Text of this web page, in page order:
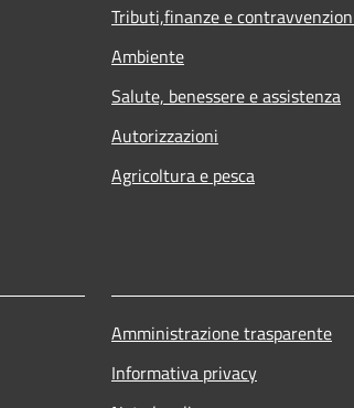
Tributi,finanze e
Ambiente
Salute, benessere e assistenza
Autorizzazioni
Agricoltura e pesca
Amministrazione trasparente
Informativa privacy